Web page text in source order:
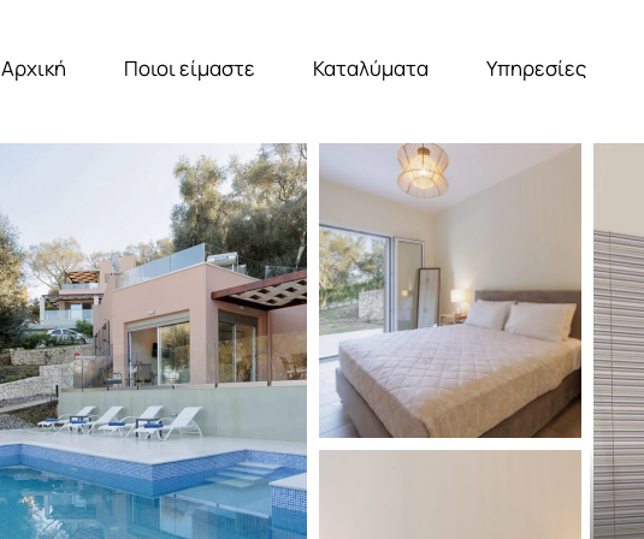
Αρχική Ποιοι είμαστε Καταλύματα Υπηρεσίες